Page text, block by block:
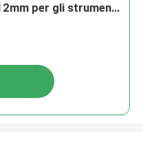
per gli strumenti